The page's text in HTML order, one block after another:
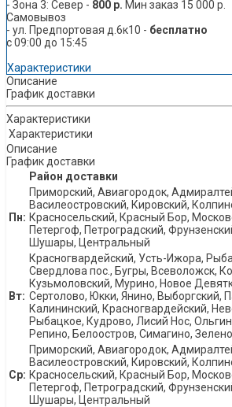
- Зона 3: Север - 800 р. Мин заказ 15 000 р.
Самовывоз
- ул. Предпортовая д.6к10 - бесплатно
с 09:00 до 15:45
Характеристики
Описание
График доставки
Характеристики
Характеристики
Описание
График доставки
Район доставки
Пн:
Приморский, Авиагородок,
Василеостровский, Кировский,
Красносельский, Красный Бор,
Петергоф, Петроградский,
Шушары, Центральный
Вт:
Красногвардейский, Усть-Ижора,
Свердлова пос., Бугры, Всеволожск,
Кузьмоловский, Мурино, Новое
Сертолово, Юкки, Янино, Выборгский,
Калининский, Красногвардейский,
Рыбацкое, Кудрово, Лисий Нос,
Репино, Белоостров, Симагино,
Ср:
Приморский, Авиагородок,
Василеостровский, Кировский,
Красносельский, Красный Бор,
Петергоф, Петроградский,
Шушары, Центральный